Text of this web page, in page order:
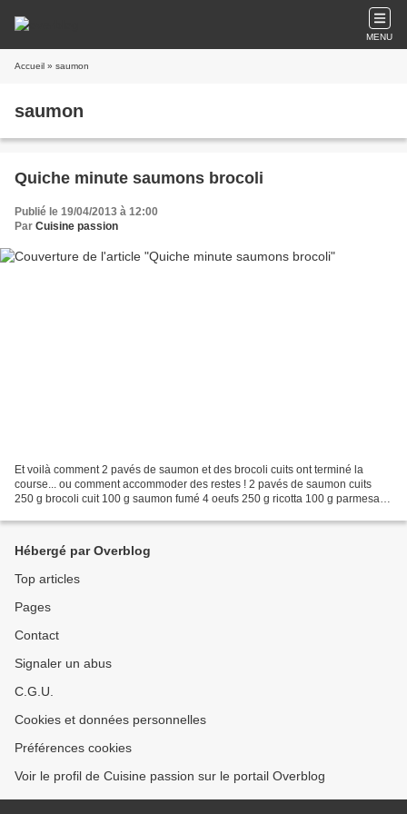
MENU
Accueil » saumon
saumon
Quiche minute saumons brocoli
Publié le 19/04/2013 à 12:00
Par Cuisine passion
Et voilà comment 2 pavés de saumon et des brocoli cuits ont terminé la
course... ou comment accommoder des restes ! 2 pavés de saumon cuits
250 g brocoli cuit 100 g saumon fumé 4 oeufs 250 g ricotta 100 g parmesan
Hébergé par Overblog
Top articles
Pages
Contact
Signaler un abus
C.G.U.
Cookies et données personnelles
Préférences cookies
Voir le profil de Cuisine passion sur le portail Overblog